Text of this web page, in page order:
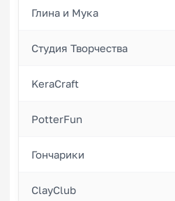
Глина и Мука
Студия Творчества
KeraCraft
PotterFun
Гончарики
ClayClub